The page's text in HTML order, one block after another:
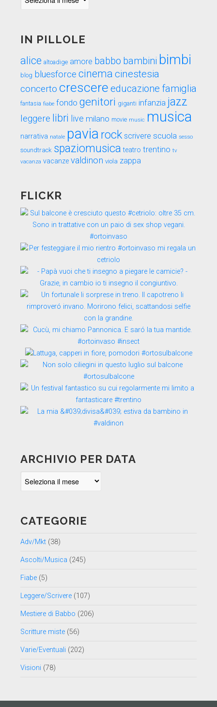
IN PILLOLE
alice altoadige amore babbo bambini bimbi
blog bluesforce cinema cinestesia
concerto crescere educazione famiglia
fantasia fiabe fondo genitori giganti infanzia jazz
leggere libri live milano movie music musica
narrativa natale pavia rock scrivere scuola sesso
soundtrack spaziomusica teatro trentino tv
vacanza vacanze valdinon viola zappa
FLICKR
ARCHIVIO PER DATA
CATEGORIE
Adv/Mkt(38)
Ascolti/Musica (245)
Fiabe(5)
Leggere/Scrivere(107)
Mestiere di Babbo (206)
Scritture miste(56)
Varie/Eventuali (202)
Visioni (78)